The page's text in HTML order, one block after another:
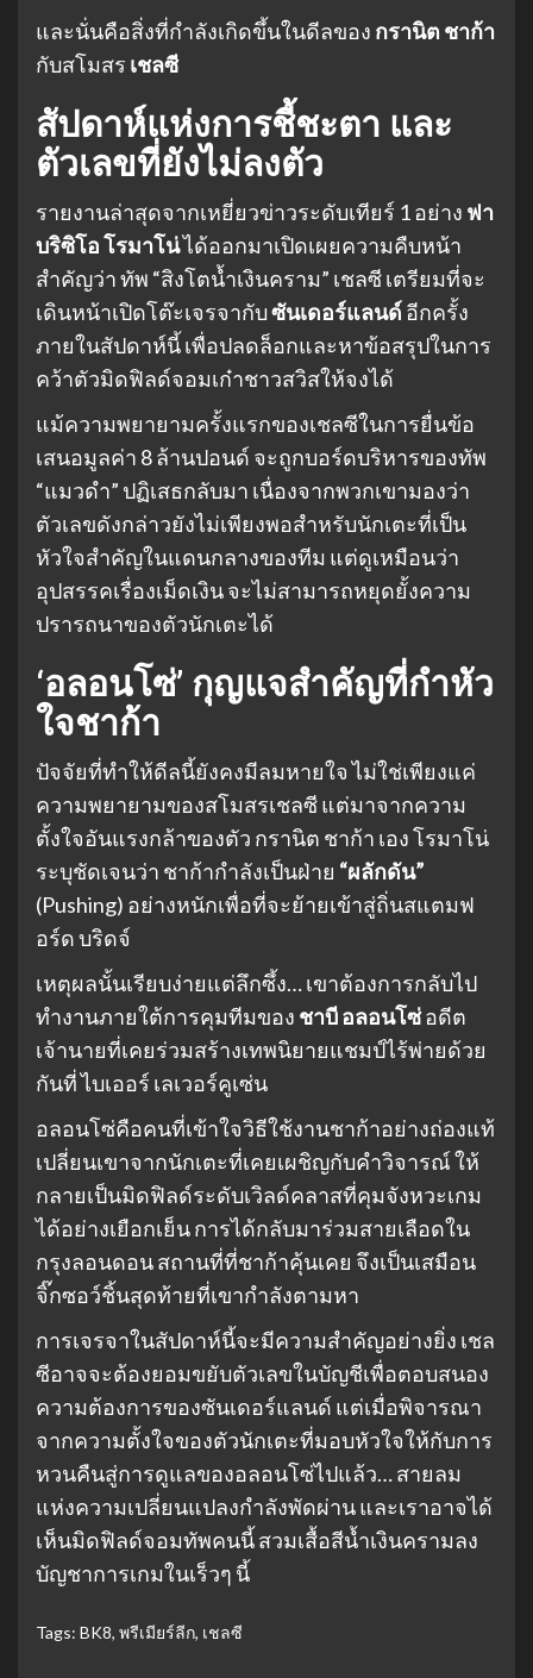
และนั่นคือสิ่งที่กำลังเกิดขึ้นในดีลของ กรานิต ชาก้า
กับสโมสร เชลซี
สัปดาห์แห่งการชี้ชะตา และ
ตัวเลขที่ยังไม่ลงตัว
รายงานล่าสุดจากเหยี่ยวข่าวระดับเทียร์ 1 อย่าง ฟา
บริซิโอ โรมาโน่ได้ออกมาเปิดเผยความคืบหน้า
สำคัญว่า ทัพ “สิงโตน้ำเงินคราม” เชลซี เตรียมที่จะ
เดินหน้าเปิดโต๊ะเจรจากับซันเดอร์แลนด์ อีกครั้ง
ภายในสัปดาห์นี้ เพื่อปลดล็อกและหาข้อสรุปในการ
คว้าตัวมิดฟิลด์จอมเก๋าชาวสวิสให้จงได้
แม้ความพยายามครั้งแรกของเชลซีในการยื่นข้อ
เสนอมูลค่า 8 ล้านปอนด์ จะถูกบอร์ดบริหารของทัพ
“แมวดำ” ปฏิเสธกลับมา เนื่องจากพวกเขามองว่า
ตัวเลขดังกล่าวยังไม่เพียงพอสำหรับนักเตะที่เป็น
หัวใจสำคัญในแดนกลางของทีม แต่ดูเหมือนว่า
อุปสรรคเรื่องเม็ดเงิน จะไม่สามารถหยุดยั้งความ
ปรารถนาของตัวนักเตะได้
‘อลอนโซ่’ กุญแจสำคัญที่กำหัว
ใจชาก้า
ปัจจัยที่ทำให้ดีลนี้ยังคงมีลมหายใจ ไม่ใช่เพียงแค่
ความพยายามของสโมสรเชลซี แต่มาจากความ
ตั้งใจอันแรงกล้าของตัว กรานิต ชาก้า เอง โรมาโน่
ระบุชัดเจนว่า ชาก้ากำลังเป็นฝ่าย “ผลักดัน”
(Pushing) อย่างหนักเพื่อที่จะย้ายเข้าสู่ถิ่นสแตมฟ
อร์ด บริดจ์
เหตุผลนั้นเรียบง่ายแต่ลึกซึ้ง… เขาต้องการกลับไป
ทำงานภายใต้การคุมทีมของ ชาบี อลอนโซ่อดีต
เจ้านายที่เคยร่วมสร้างเทพนิยายแชมป์ไร้พ่ายด้วย
กันที่ ไบเออร์ เลเวอร์คูเซ่น
อลอนโซ่คือคนที่เข้าใจวิธีใช้งานชาก้าอย่างถ่องแท้
เปลี่ยนเขาจากนักเตะที่เคยเผชิญกับคำวิจารณ์ ให้
กลายเป็นมิดฟิลด์ระดับเวิลด์คลาสที่คุมจังหวะเกม
ได้อย่างเยือกเย็น การได้กลับมาร่วมสายเลือดใน
กรุงลอนดอน สถานที่ที่ชาก้าคุ้นเคย จึงเป็นเสมือน
จิ๊กซอว์ชิ้นสุดท้ายที่เขากำลังตามหา
การเจรจาในสัปดาห์นี้จะมีความสำคัญอย่างยิ่ง เชล
ซีอาจจะต้องยอมขยับตัวเลขในบัญชีเพื่อตอบสนอง
ความต้องการของซันเดอร์แลนด์ แต่เมื่อพิจารณา
จากความตั้งใจของตัวนักเตะที่มอบหัวใจให้กับการ
หวนคืนสู่การดูแลของอลอนโซ่ไปแล้ว… สายลม
แห่งความเปลี่ยนแปลงกำลังพัดผ่าน และเราอาจได้
เห็นมิดฟิลด์จอมทัพคนนี้ สวมเสื้อสีน้ำเงินครามลง
บัญชาการเกมในเร็วๆ นี้
Tags: BK8, พรีเมียร์ลีก, เชลซี